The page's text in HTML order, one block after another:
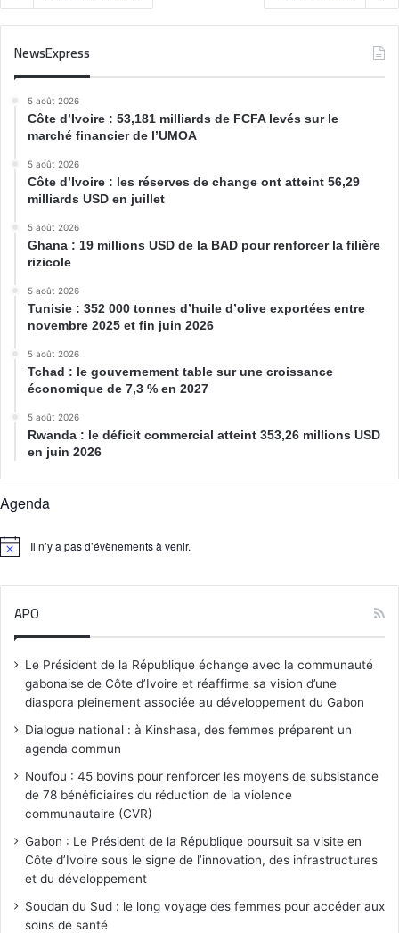
NewsExpress
5 août 2026
Côte d’Ivoire : 53,181 milliards de FCFA levés sur le
marché financier de l’UMOA
5 août 2026
Côte d’Ivoire : les réserves de change ont atteint 56,29
milliards USD en juillet
5 août 2026
Ghana : 19 millions USD de la BAD pour renforcer la filière
rizicole
5 août 2026
Tunisie : 352 000 tonnes d’huile d’olive exportées entre
novembre 2025 et fin juin 2026
5 août 2026
Tchad : le gouvernement table sur une croissance
économique de 7,3 % en 2027
5 août 2026
Rwanda : le déficit commercial atteint 353,26 millions USD
en juin 2026
Agenda
N
Il n’y a pas d’évènements à venir.
APO
Le Président de la République échange avec la communauté
gabonaise de Côte d’Ivoire et réaffirme sa vision d’une
diaspora pleinement associée au développement du Gabon
Dialogue national : à Kinshasa, des femmes préparent un
agenda commun
Noufou : 45 bovins pour renforcer les moyens de subsistance
de 78 bénéficiaires du réduction de la violence
communautaire (CVR)
Gabon : Le Président de la République poursuit sa visite en
Côte d’Ivoire sous le signe de l’innovation, des infrastructures
et du développement
Soudan du Sud : le long voyage des femmes pour accéder aux
soins de santé